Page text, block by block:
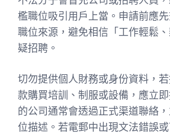
檻職位吸引用戶上當。申請前應
職位來源，避免相信「工作輕鬆
疑招聘。
切勿提供個人財務或身份資料，
款購買培訓、制服或設備，應立
的公司通常會透過正式渠道聯絡
位描述。若電郵中出現文法錯誤